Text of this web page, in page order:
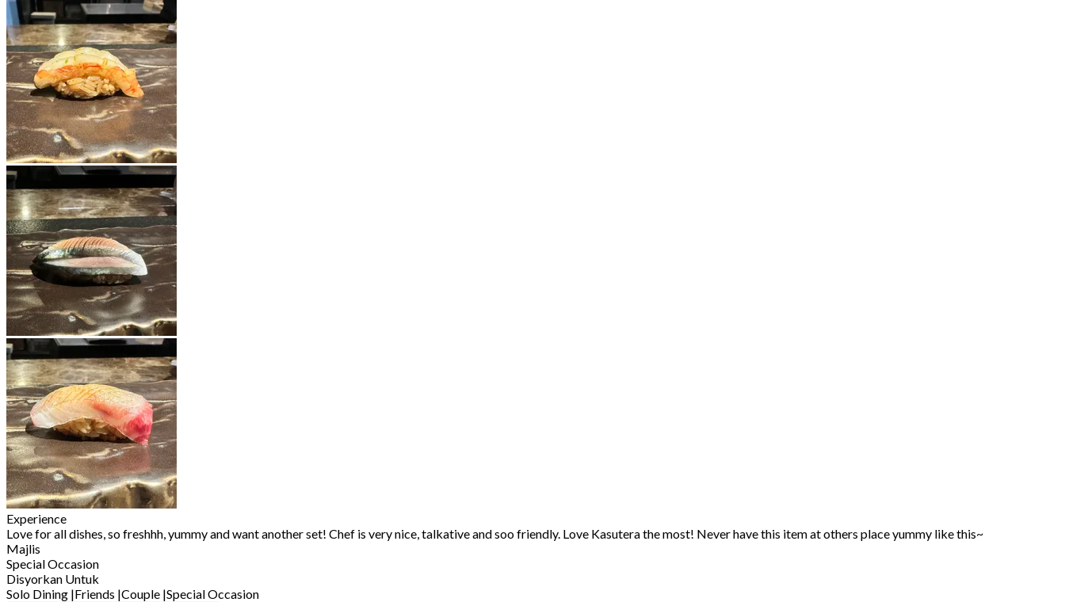
Experience
Love for all dishes, so freshhh, yummy and want another set! Chef is very nice, talkative and soo friendly. Love Kasutera the most! Never have this item at others place yummy like this~
Majlis
Special Occasion
Disyorkan Untuk
Solo Dining |Friends |Couple |Special Occasion